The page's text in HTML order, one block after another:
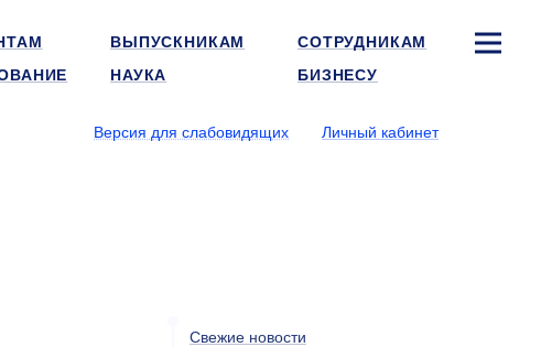
ВЫПУСКНИКАМ
СОТРУДНИКАМ
НАУКА БИЗНЕСУ
Версия для слабовидящих
Личный кабинет
Свежие новости